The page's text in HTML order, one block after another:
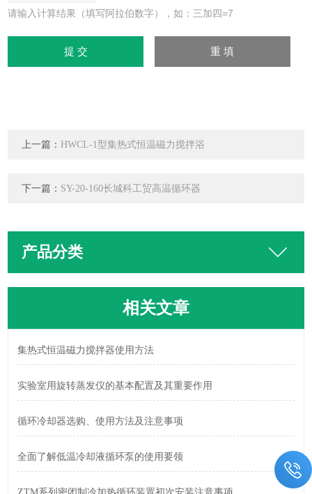
请输入计算结果（填写阿拉伯数字），如：三加四=7
上一篇： HWCL-1型集热式恒温磁力搅拌浴
下一篇： SY-20-160长城科工贸高温循环器
产品分类
相关文章
集热式恒温磁力搅拌器使用方法
实验室用旋转蒸发仪的基本配置及其重要作用
循环冷却器选购、使用方法及注意事项
全面了解低温冷却液循环泵的使用要领